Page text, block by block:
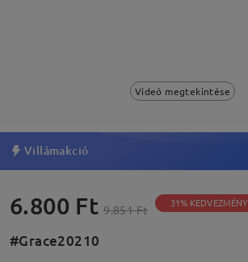
Videó megtekintése
Villámakció
6.800 Ft 9.851 Ft 31% KEDVEZMÉNY
#Grace20210